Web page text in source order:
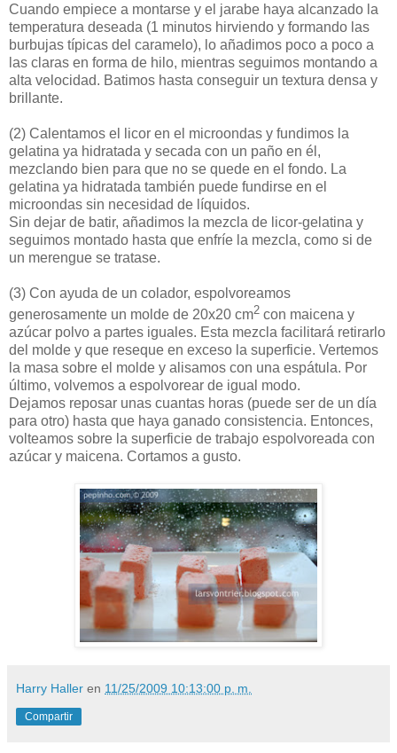
Cuando empiece a montarse y el jarabe haya alcanzado la
temperatura deseada (1 minutos hirviendo y formando las
burbujas típicas del caramelo), lo añadimos poco a poco a
las claras en forma de hilo, mientras seguimos montando a
alta velocidad. Batimos hasta conseguir un textura densa y
brillante.
(2) Calentamos el licor en el microondas y fundimos la
gelatina ya hidratada y secada con un paño en él,
mezclando bien para que no se quede en el fondo. La
gelatina ya hidratada también puede fundirse en el
microondas sin necesidad de líquidos.
Sin dejar de batir, añadimos la mezcla de licor-gelatina y
seguimos montado hasta que enfríe la mezcla, como si de
un merengue se tratase.
(3) Con ayuda de un colador, espolvoreamos
generosamente un molde de 20x20 cm2 con maicena y
azúcar polvo a partes iguales. Esta mezcla facilitará retirarlo
del molde y que reseque en exceso la superficie. Vertemos
la masa sobre el molde y alisamos con una espátula. Por
último, volvemos a espolvorear de igual modo.
Dejamos reposar unas cuantas horas (puede ser de un día
para otro) hasta que haya ganado consistencia. Entonces,
volteamos sobre la superficie de trabajo espolvoreada con
azúcar y maicena. Cortamos a gusto.
Harry Haller en 11/25/2009 10:13:00 p. m.
Compartir